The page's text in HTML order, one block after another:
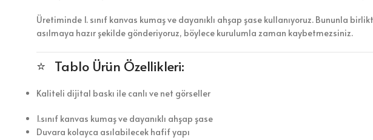
Üretiminde 1. sınıf kanvas kumaş ve dayanıklı ahşap şase kullanıyoruz. Bununla
asılmaya hazır şekilde gönderiyoruz, böylece kurulumla zaman kaybetmezsiniz.
⭐ Tablo Ürün Özellikleri:
Kaliteli dijital baskı ile canlı ve net görseller
1.sınıf kanvas kumaş ve dayanıklı ahşap şase
Duvara kolayca asılabilecek hafif yapı